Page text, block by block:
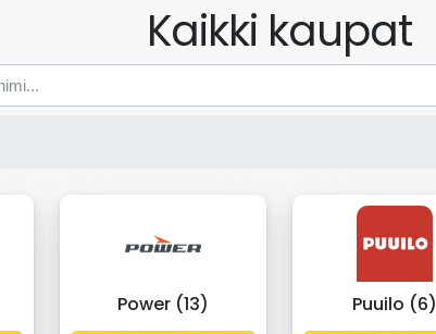
Kaikki kaupat
Power (13) Puuilo (6)